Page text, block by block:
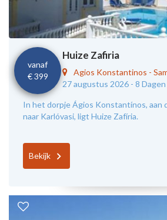
vanaf
€ 399
Huize Zafiria
Agios Konstantinos -
27 augustus 2026 - 8 Dagen
In het dorpje Ágios Konstantínos, aan
naar Karlóvasi, ligt Huize Zafíria.
Bekijk